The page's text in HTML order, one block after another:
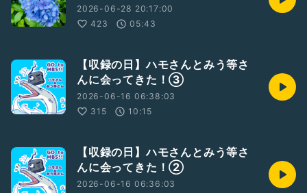
2026-06-28 20:17:00
423
05:43
【収録の日】ハモさんとみう等さ
んに会ってきた！③
2026-06-16 06:38:03
315
10:15
【収録の日】ハモさんとみう等さ
んに会ってきた！②
2026-06-16 06:36:03